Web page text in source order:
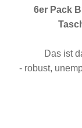
6er Pack
Das ist
- robust,